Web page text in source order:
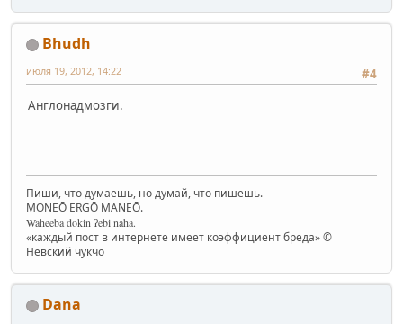
Bhudh
#4
июля 19, 2012, 14:22
Англонадмозги.
Пиши, что думаешь, но думай, что пишешь.
MONEŌ ERGŌ MANEŌ.
Waheeba dokin ʔebi naha.
«каждый пост в интернете имеет коэффициент бреда» ©
Невский чукчо
Dana